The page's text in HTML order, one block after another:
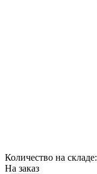
Количество на складе:
На заказ